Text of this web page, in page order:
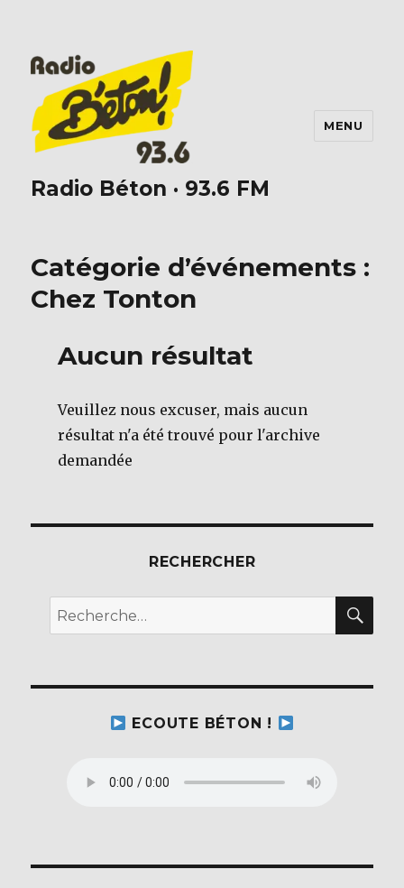
Radio Béton · 93.6 FM
MENU
Catégorie d’événements :
Chez Tonton
Aucun résultat
Veuillez nous excuser, mais aucun
résultat n'a été trouvé pour l'archive
demandée
RECHERCHER
Recherche
pour :
ECOUTE BÉTON !